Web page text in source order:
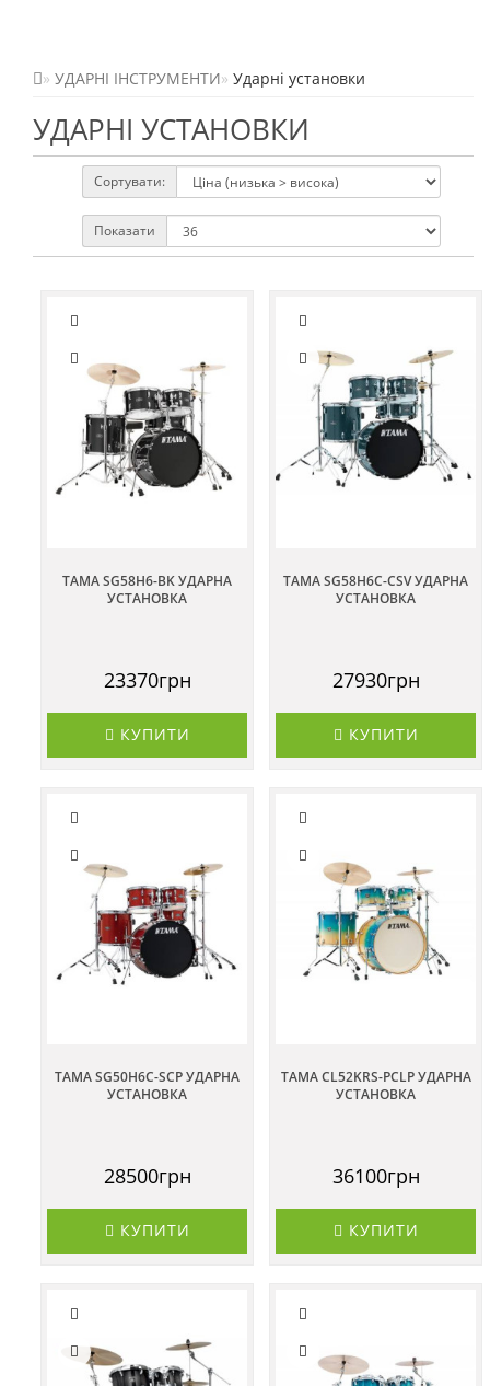
УДАРНІ ІНСТРУМЕНТИ Ударні установки
УДАРНІ УСТАНОВКИ
Сортувати:
Показати
TAMA SG58H6-BK УДАРНА
УСТАНОВКА
23370грн
КУПИТИ
TAMA SG58H6C-CSV УДАРНА
УСТАНОВКА
27930грн
КУПИТИ
TAMA SG50H6C-SCP УДАРНА
УСТАНОВКА
28500грн
КУПИТИ
TAMA CL52KRS-PCLP УДАРНА
УСТАНОВКА
36100грн
КУПИТИ